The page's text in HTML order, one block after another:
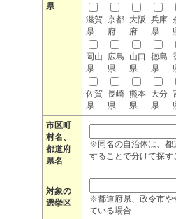
県
滋賀
県
京都
府
大阪
府
兵庫
県
岡山
県
広島
県
山口
県
徳島
県
佐賀
県
長崎
県
熊本
県
大分
県
市区町
村名、
都道府
県名
※同名の自治体は、都
することで分けて探す
対象の
選挙区
※都道府県、政令市や
ている場合